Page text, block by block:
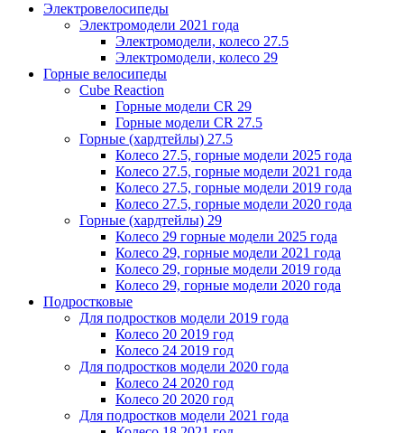
Электровелосипеды
Электромодели 2021 года
Электромодели, колесо 27.5
Электромодели, колесо 29
Горные велосипеды
Cube Reaction
Горные модели CR 29
Горные модели CR 27.5
Горные (хардтейлы) 27.5
Колесо 27.5, горные модели 2025 года
Колесо 27.5, горные модели 2021 года
Колесо 27.5, горные модели 2019 года
Колесо 27.5, горные модели 2020 года
Горные (хардтейлы) 29
Колесо 29 горные модели 2025 года
Колесо 29, горные модели 2021 года
Колесо 29, горные модели 2019 года
Колесо 29, горные модели 2020 года
Подростковые
Для подростков модели 2019 года
Колесо 20 2019 год
Колесо 24 2019 год
Для подростков модели 2020 года
Колесо 24 2020 год
Колесо 20 2020 год
Для подростков модели 2021 года